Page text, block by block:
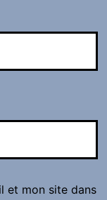
et mon site dans